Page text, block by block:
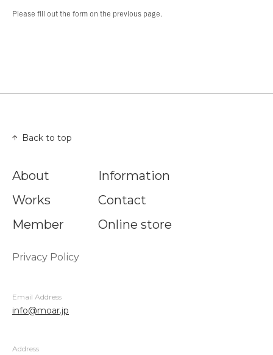
Please fill out the form on the previous page.
Back to top
About
Works
Member
Information
Contact
Online store
Privacy Policy
Email Address
info@moar.jp
Address